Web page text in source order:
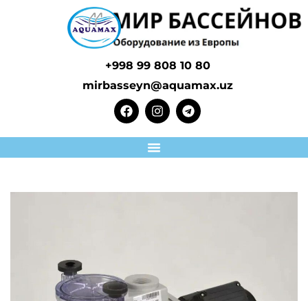
+998 99 808 10 80
mirbasseyn@aquamax.uz